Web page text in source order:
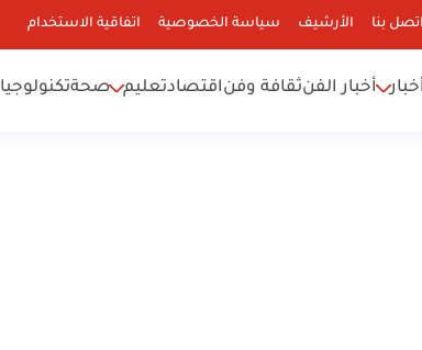
اتصل بنا الأرشيف سياسة الخصوصية اتفاقية الاستخدام
أخبار أخبار الفنثقافة وفناقتصادتعليم صحةتكنولوجيا